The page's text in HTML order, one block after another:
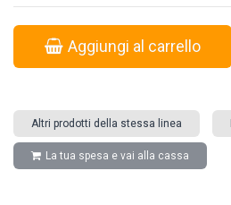
Aggiungi al carrello
Altri prodotti della stessa linea
La tua spesa e vai alla cassa